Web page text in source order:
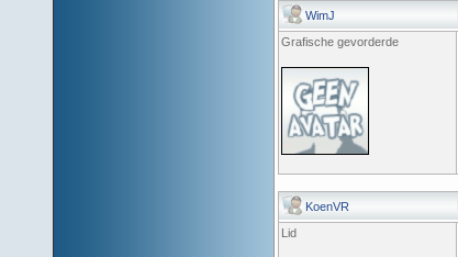
WimJ
Grafische gevorderde
KoenVR
Lid